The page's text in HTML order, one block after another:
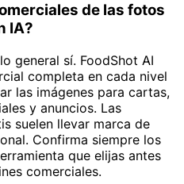
de las fotos
IA?
general sí. FoodShot AI
completa en cada nivel
las imágenes para cartas,
y anuncios. Las
suelen llevar marca de
Confirma siempre los
que elijas antes
comerciales.